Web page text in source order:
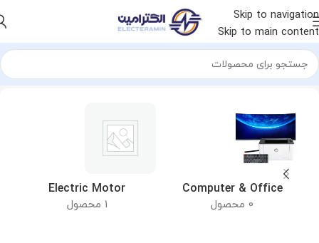
Skip to navigation
Skip to main content
خانه محصول توان الکتروموتور 480HP-355KW
Computer & Office
0 محصول
Electric Motor
1 محصول